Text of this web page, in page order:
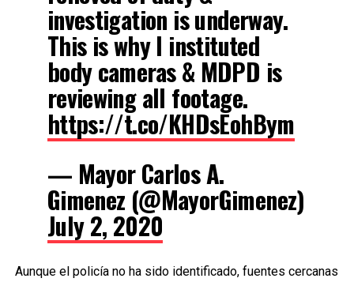
investigation is underway.
This is why I instituted
body cameras & MDPD is
reviewing all footage.
https://t.co/KHDsEohBym
— Mayor Carlos A.
Gimenez (@MayorGimenez)
July 2, 2020
Aunque el policía no ha sido identificado, fuentes cercanas